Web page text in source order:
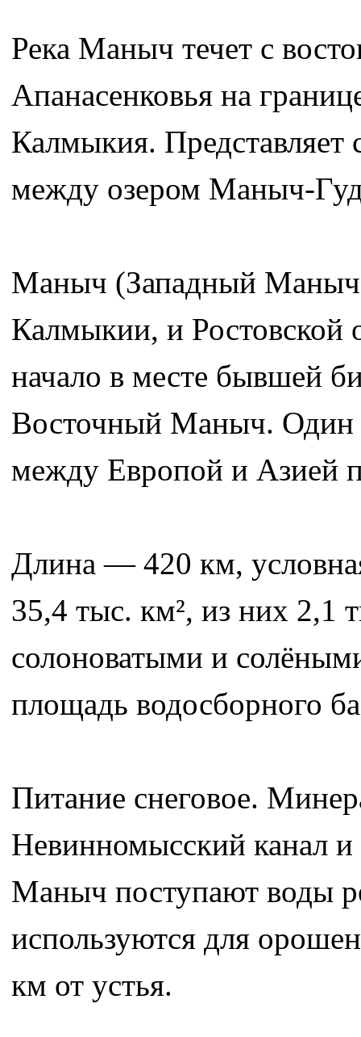
Река Маныч течет с
Апанасенковья на
Калмыкия. Представляет
между озером Маныч-
Маныч (Западный
Калмыкии, и Ростовской
начало в месте бывшей
Восточный Маныч. Один
между Европой и Азией
Длина — 420 км,
35,4 тыс. км², из них 2,1
солоноватыми и
площадь водосборного
Питание снеговое.
Невинномысский канал
Маныч поступают воды
используются для
км от устья.